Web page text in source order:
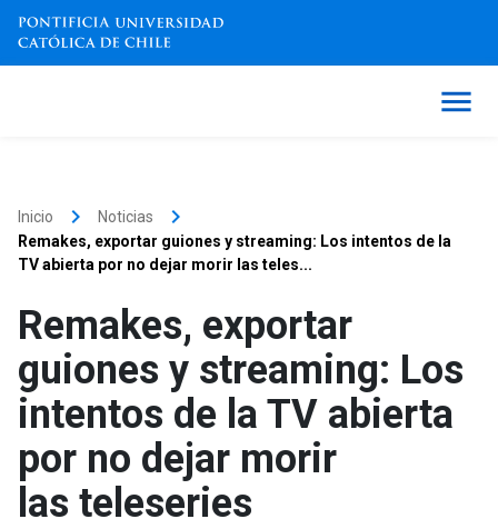
Inicio keyboard_arrow_right Noticias keyboard_arrow_right
Remakes, exportar guiones y streaming: Los intentos de la
TV abierta por no dejar morir las teles...
Remakes, exportar
guiones y streaming: Los
intentos de la TV abierta
por no dejar morir
las teleseries